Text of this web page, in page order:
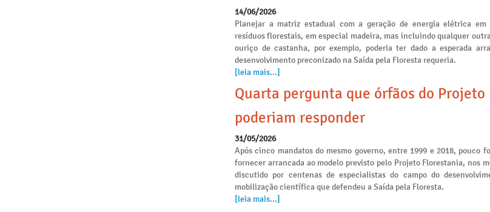
14/06/2026
Planejar a matriz estadual com a geração de energia elétrica em
resíduos florestais, em especial madeira, mas incluindo qualquer
ouriço de castanha, por exemplo, poderia ter dado a esperada
desenvolvimento preconizado na Saída pela Floresta requeria.
[leia mais...]
Quarta pergunta que órfãos do
poderiam responder
31/05/2026
Após cinco mandatos do mesmo governo, entre 1999 e 2018, pouco
fornecer arrancada ao modelo previsto pelo Projeto Florestania, nos
discutido por centenas de especialistas do campo do
mobilização científica que defendeu a Saída pela Floresta.
[leia mais...]